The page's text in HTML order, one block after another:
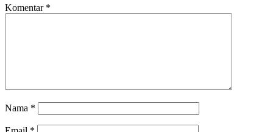
Komentar *
Nama *